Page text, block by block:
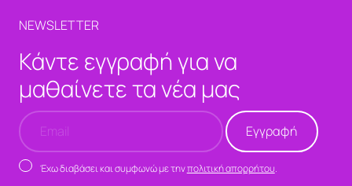
NEWSLETTER
Κάντε εγγραφή για να
μαθαίνετε τα νέα μας
Έχω διαβάσει και συμφωνώ με τηνπολιτική απορρήτου.